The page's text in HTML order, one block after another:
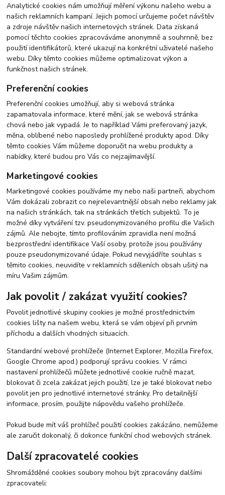
Analytické cookies nám umožňují měření výkonu našeho webu a
našich reklamních kampaní. Jejich pomocí určujeme počet návštěv
a zdroje návštěv našich internetových stránek. Data získaná
pomocí těchto cookies zpracováváme anonymně a souhrnně, bez
použití identifikátorů, které ukazují na konkrétní uživatelé našeho
webu. Díky těmto cookies můžeme optimalizovat výkon a
funkčnost našich stránek.
Preferenční cookies
Preferenční cookies umožňují, aby si webová stránka
zapamatovala informace, které mění, jak se webová stránka
chová nebo jak vypadá. Je to například Vámi preferovaný jazyk,
měna, oblíbené nebo naposledy prohlížené produkty apod. Díky
těmto cookies Vám můžeme doporučit na webu produkty a
nabídky, které budou pro Vás co nejzajímavější.
Marketingové cookies
Marketingové cookies používáme my nebo naši partneři, abychom
Vám dokázali zobrazit co nejrelevantnější obsah nebo reklamy jak
na našich stránkách, tak na stránkách třetích subjektů. To je
možné díky vytváření tzv. pseudonymizovaného profilu dle Vašich
zájmů. Ale nebojte, tímto profilováním zpravidla není možná
bezprostřední identifikace Vaší osoby, protože jsou používány
pouze pseudonymizované údaje. Pokud nevyjádříte souhlas s
těmito cookies, neuvidíte v reklamních sděleních obsah ušitý na
míru Vašim zájmům.
Jak povolit / zakázat využití cookies?
Povolit jednotlivé skupiny cookies je možné prostřednictvím
cookies lišty na našem webu, která se vám objeví při prvním
příchodu a dalších vhodných situacích.
Standardní webové prohlížeče (Internet Explorer, Mozilla Firefox,
Google Chrome apod.) podporují správu cookies. V rámci
nastavení prohlížečů můžete jednotlivé cookie ručně mazat,
blokovat či zcela zakázat jejich použití, lze je také blokovat nebo
povolit jen pro jednotlivé internetové stránky. Pro detailnější
informace, prosím, použijte nápovědu vašeho prohlížeče.
Pokud bude mít váš prohlížeč použití cookies zakázáno, nemůžeme
ale zaručit dokonalý, či dokonce funkční chod webových stránek.
Další zpracovatelé cookies
Shromážděné cookies soubory mohou být zpracovány dalšími
zpracovateli: